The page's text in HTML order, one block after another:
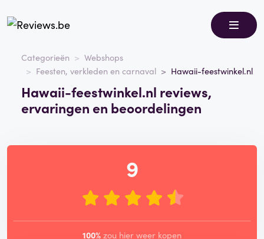
Categorieën
Webshops
Feesten, verkleden en carnaval
Hawaii-feestwinkel.nl
Hawaii-feestwinkel.nl reviews,
ervaringen en beoordelingen
9
100% zou hier weer kopen